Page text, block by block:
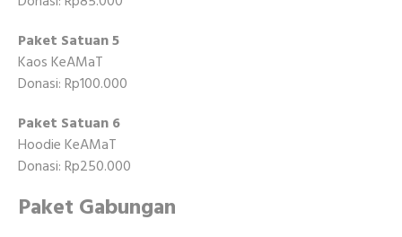
Paket Satuan 5
Kaos KeAMaT
Donasi: Rp100.000
Paket Satuan 6
Hoodie KeAMaT
Donasi: Rp250.000
Paket Gabungan